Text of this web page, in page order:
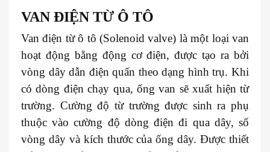
VAN ĐIỆN TỪ Ô TÔ
Van điện từ ô tô (Solenoid valve) là một loại van
hoạt động bằng động cơ điện, được tạo ra bởi
vòng dây dẫn điện quấn theo dạng hình trụ. Khi
có dòng điện chạy qua, ống van sẽ xuất hiện từ
trường. Cường độ từ trường được sinh ra phụ
thuộc vào cường độ dòng điện đi qua dây, số
vòng dây và kích thước của ống dây. Được thiết